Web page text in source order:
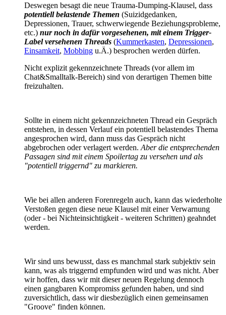
Deswegen besagt die neue Trauma-Dumping-Klausel, dass
potentiell belastende Themen (Suizidgedanken,
Depressionen, Trauer, schwerwiegende Beziehungsprobleme,
etc.) nur noch in dafür vorgesehenen, mit einem Trigger-
Label versehenen Threads (Kummerkasten, Depressionen,
Einsamkeit, Mobbing u.Ä.) besprochen werden dürfen.
Nicht explizit gekennzeichnete Threads (vor allem im
Chat&Smalltalk-Bereich) sind von derartigen Themen bitte
freizuhalten.
Sollte in einem nicht gekennzeichneten Thread ein Gespräch
entstehen, in dessen Verlauf ein potentiell belastendes Thema
angesprochen wird, dann muss das Gespräch nicht
abgebrochen oder verlagert werden. Aber die entsprechenden
Passagen sind mit einem Spoilertag zu versehen und als
"potentiell triggernd" zu markieren.
Wie bei allen anderen Forenregeln auch, kann das wiederholte
Verstoßen gegen diese neue Klausel mit einer Verwarnung
(oder - bei Nichteinsichtigkeit - weiteren Schritten) geahndet
werden.
Wir sind uns bewusst, dass es manchmal stark subjektiv sein
kann, was als triggernd empfunden wird und was nicht. Aber
wir hoffen, dass wir mit dieser neuen Regelung dennoch
einen gangbaren Kompromiss gefunden haben, und sind
zuversichtlich, dass wir diesbezüglich einen gemeinsamen
"Groove" finden können.